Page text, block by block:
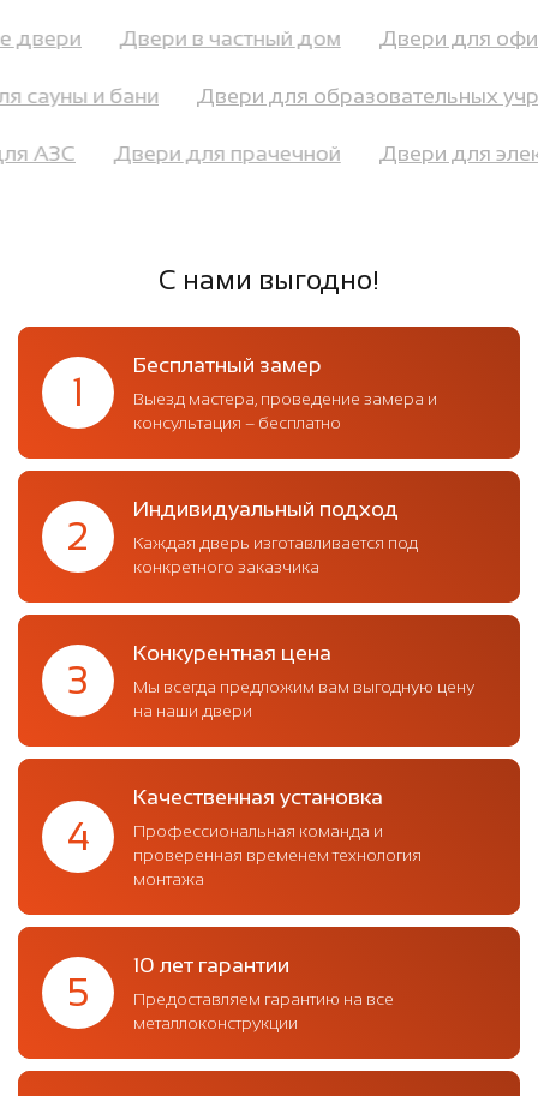
двери Двери в частный дом Двери для
сауны и бани Двери для образовательных
АЗС Двери для прачечной Двери для
С нами выгодно!
1
Бесплатный замер
Выезд мастера, проведение замера и
консультация – бесплатно
2
Индивидуальный подход
Каждая дверь изготавливается под
конкретного заказчика
3
Конкурентная цена
Мы всегда предложим вам выгодную цену
на наши двери
4
Качественная установка
Профессиональная команда и
проверенная временем технология
монтажа
5
10 лет гарантии
Предоставляем гарантию на все
металлоконструкции